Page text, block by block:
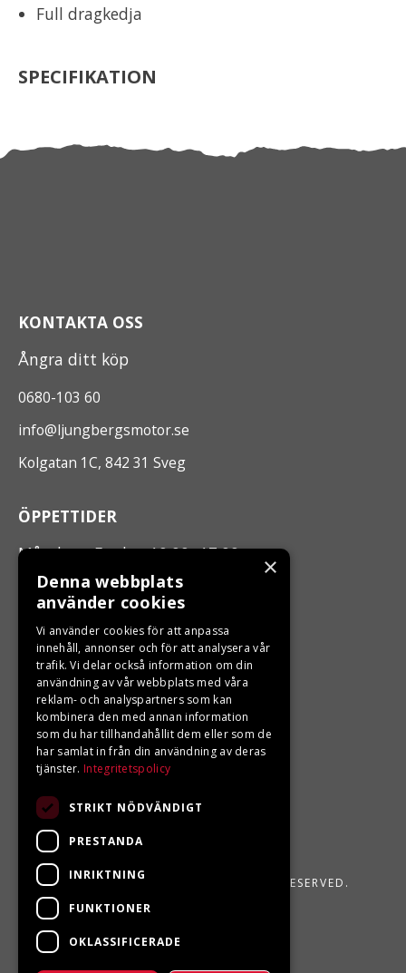
Full dragkedja
SPECIFIKATION
KONTAKTA OSS
Ångra ditt köp
0680-103 60
info@ljungbergsmotor.se
Kolgatan 1C, 842 31 Sveg
ÖPPETTIDER
Måndag - Fredag 10.00 -17.00
LJUNGBERGS MOTOR
Din BRP återförsäljare i Sveg!
LJUNGBERGS MOTOR 2026. ALL RIGHTS RESERVED.
POWERED BY EMPORI CMS
×
Denna webbplats
använder cookies
Vi använder cookies för att anpassa
innehåll, annonser och för att analysera vår
trafik. Vi delar också information om din
användning av vår webbplats med våra
reklam- och analyspartners som kan
kombinera den med annan information
som du har tillhandahållit dem eller som de
har samlat in från din användning av deras
tjänster. Integritetspolicy
STRIKT NÖDVÄNDIGT
PRESTANDA
INRIKTNING
FUNKTIONER
OKLASSIFICERADE